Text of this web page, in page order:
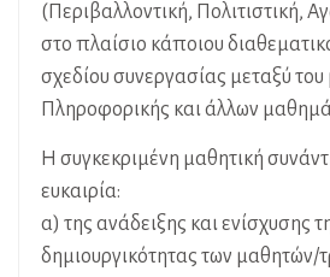
(Περιβαλλοντική, Πολιτιστική,
στο πλαίσιο κάποιου
σχεδίου συνεργασίας μεταξύ
Πληροφορικής και άλλων
Η συγκεκριμένη μαθητική
ευκαιρία:
α) της ανάδειξης και ενίσχυσης
δημιουργικότητας των μαθητών/